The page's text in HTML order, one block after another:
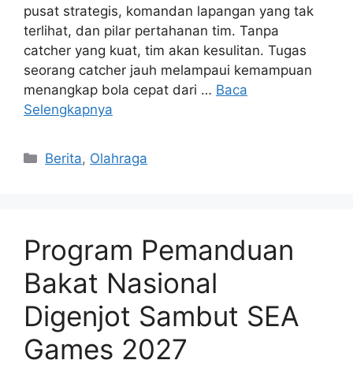
pusat strategis, komandan lapangan yang tak
terlihat, dan pilar pertahanan tim. Tanpa
catcher yang kuat, tim akan kesulitan. Tugas
seorang catcher jauh melampaui kemampuan
menangkap bola cepat dari … Baca
Selengkapnya
Kategori
Berita, Olahraga
Program Pemanduan
Bakat Nasional
Digenjot Sambut SEA
Games 2027